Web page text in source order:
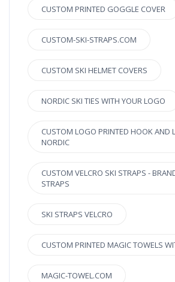
CUSTOM PRINTED GOGGLE COVER
CUSTOM-SKI-STRAPS.COM
CUSTOM SKI HELMET COVERS
NORDIC SKI TIES WITH YOUR LOGO
CUSTOM LOGO PRINTED HOOK AND
NORDIC
CUSTOM VELCRO SKI STRAPS -
STRAPS
SKI STRAPS VELCRO
CUSTOM PRINTED MAGIC TOWELS
MAGIC-TOWEL.COM